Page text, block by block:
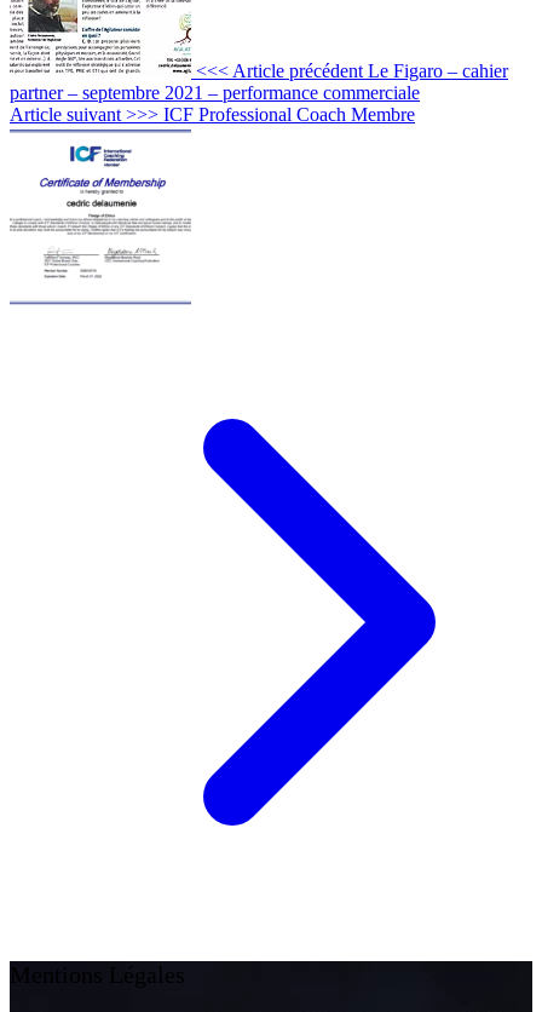
<<< Article précédent Le Figaro – cahier
partner – septembre 2021 – performance commerciale
Article suivant >>> ICF Professional Coach Membre
Mentions Légales